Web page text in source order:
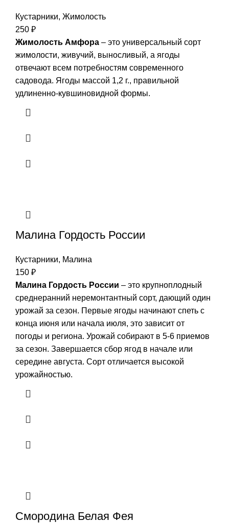
Кустарники, Жимолость
250 ₽
Жимолость Амфора – это универсальный сорт
жимолости, живучий, выносливый, а ягоды
отвечают всем потребностям современного
садовода. Ягоды массой 1,2 г., правильной
удлиненно-кувшиновидной формы.
Малина Гордость России
Кустарники, Малина
150 ₽
Малина Гордость России – это крупноплодный
среднеранний неремонтантный сорт, дающий один
урожай за сезон. Первые ягоды начинают спеть с
конца июня или начала июля, это зависит от
погоды и региона. Урожай собирают в 5-6 приемов
за сезон. Завершается сбор ягод в начале или
середине августа. Сорт отличается высокой
урожайностью.
Смородина Белая Фея